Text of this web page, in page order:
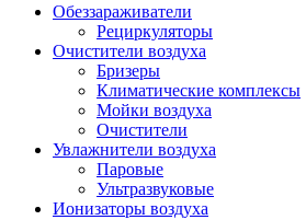
Обеззараживатели
Рециркуляторы
Очистители воздуха
Бризеры
Климатические комплексы
Мойки воздуха
Очистители
Увлажнители воздуха
Паровые
Ультразвуковые
Ионизаторы воздуха